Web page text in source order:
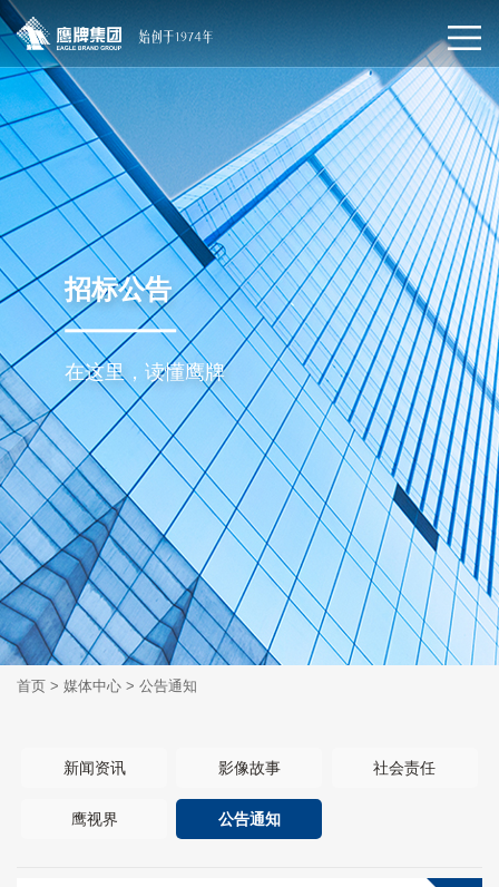
招标公告
在这里，读懂鹰牌
首页 > 媒体中心 > 公告通知
新闻资讯 影像故事 社会责任
鹰视界 公告通知